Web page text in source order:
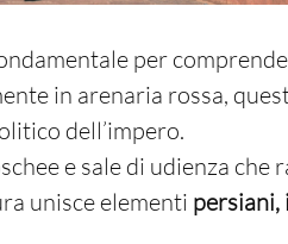
per
in arenaria rossa,
dell’impero.
e sale di udienza che
unisce elementi persiani,